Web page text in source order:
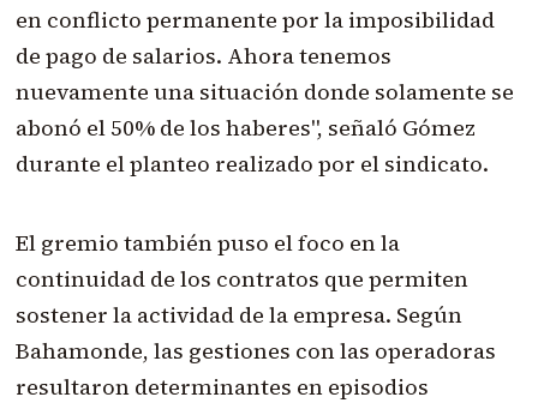
en conflicto permanente por la imposibilidad
de pago de salarios. Ahora tenemos
nuevamente una situación donde solamente se
abonó el 50% de los haberes", señaló Gómez
durante el planteo realizado por el sindicato.
El gremio también puso el foco en la
continuidad de los contratos que permiten
sostener la actividad de la empresa. Según
Bahamonde, las gestiones con las operadoras
resultaron determinantes en episodios